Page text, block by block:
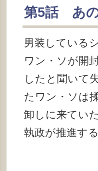
第5話 あ
男装している
ワン・ソが開
したと聞いて
たワン・ソは
卸しに来てい
執政が推進す